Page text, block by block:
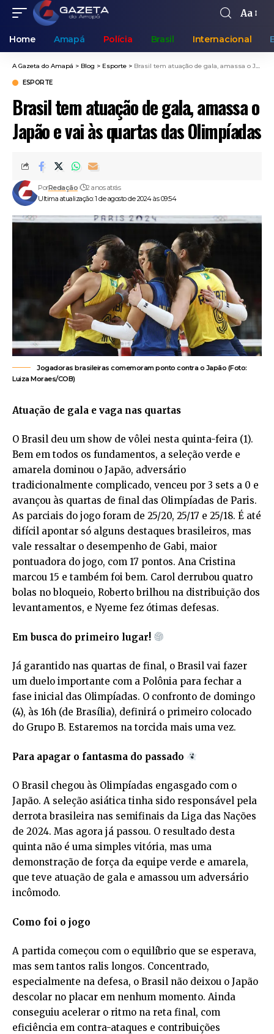
Aa
Home Amapá Polícia Brasil Internacional
A Gazeta do Amapá > Blog > Esporte > Brasil tem atuação de gala, amassa o Japão e vai às quartas das Olimpíadas
ESPORTE
Brasil tem atuação de gala, amassa o
Japão e vai às quartas das Olimpíadas
Ultima atualização: 1 de agosto de 2024 às 09:54
PorRedação 2 anos atrás
Jogadoras brasileiras comemoram ponto contra o Japão (Foto:
Luiza Moraes/COB)
Atuação de gala e vaga nas quartas
O Brasil deu um show de vôlei nesta quinta-feira (1).
Bem em todos os fundamentos, a seleção verde e
amarela dominou o Japão, adversário
tradicionalmente complicado, venceu por 3 sets a 0 e
avançou às quartas de final das Olimpíadas de Paris.
As parciais do jogo foram de 25/20, 25/17 e 25/18. É até
difícil apontar só alguns destaques brasileiros, mas
vale ressaltar o desempenho de Gabi, maior
pontuadora do jogo, com 17 pontos. Ana Cristina
marcou 15 e também foi bem. Carol derrubou quatro
bolas no bloqueio, Roberto brilhou na distribuição dos
levantamentos, e Nyeme fez ótimas defesas.
Em busca do primeiro lugar!
Já garantido nas quartas de final, o Brasil vai fazer
um duelo importante com a Polônia para fechar a
fase inicial das Olimpíadas. O confronto de domingo
(4), às 16h (de Brasília), definirá o primeiro colocado
do Grupo B. Estaremos na torcida mais uma vez.
Para apagar o fantasma do passado
O Brasil chegou às Olimpíadas engasgado com o
Japão. A seleção asiática tinha sido responsável pela
derrota brasileira nas semifinais da Liga das Nações
de 2024. Mas agora já passou. O resultado desta
quinta não é uma simples vitória, mas uma
demonstração de força da equipe verde e amarela,
que teve atuação de gala e amassou um adversário
incômodo.
Como foi o jogo
A partida começou com o equilíbrio que se esperava,
mas sem tantos ralis longos. Concentrado,
especialmente na defesa, o Brasil não deixou o Japão
descolar no placar em nenhum momento. Ainda
conseguiu acelerar o ritmo na reta final, com
eficiência em contra-ataques e contribuições